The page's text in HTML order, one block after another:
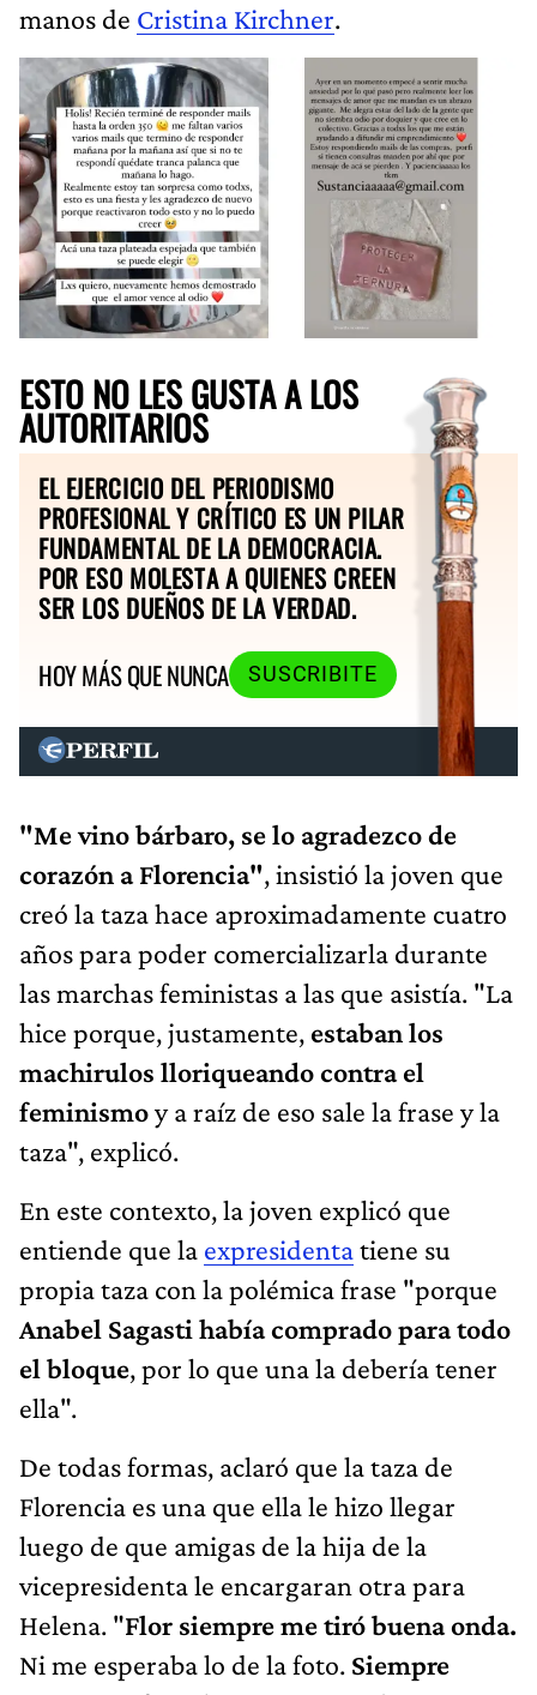
manos de Cristina Kirchner.
ESTO NO LES GUSTA A LOS
AUTORITARIOS
EL EJERCICIO DEL PERIODISMO
PROFESIONAL Y CRÍTICO ES UN PILAR
FUNDAMENTAL DE LA DEMOCRACIA.
POR ESO MOLESTA A QUIENES CREEN
SER LOS DUEÑOS DE LA VERDAD.
HOY MÁS QUE NUNCA
SUSCRIBITE
"Me vino bárbaro, se lo agradezco de
corazón a Florencia", insistió la joven que
creó la taza hace aproximadamente cuatro
años para poder comercializarla durante
las marchas feministas a las que asistía. "La
hice porque, justamente, estaban los
machirulos lloriqueando contra el
feminismoy a raíz de eso sale la frase y la
taza", explicó.
En este contexto, la joven explicó que
entiende que la expresidentatiene su
propia taza con la polémica frase "porque
Anabel Sagasti había comprado para todo
el bloque, por lo que una la debería tener
ella".
De todas formas, aclaró que la taza de
Florencia es una que ella le hizo llegar
luego de que amigas de la hija de la
vicepresidenta le encargaran otra para
Helena. "Flor siempre me tiró buena onda.
Ni me esperaba lo de la foto. Siempre